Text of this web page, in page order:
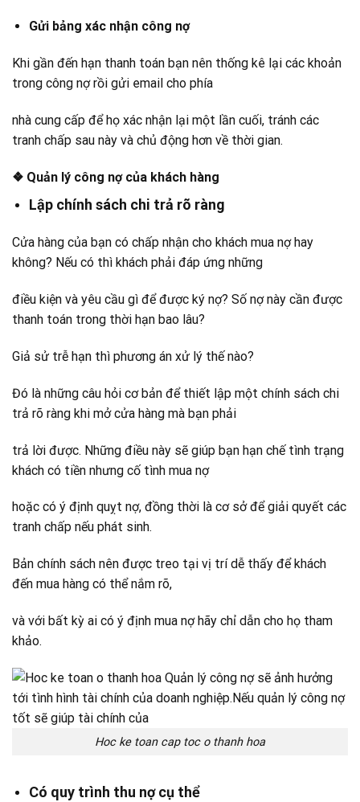
Gửi bảng xác nhận công nợ
Khi gần đến hạn thanh toán bạn nên thống kê lại các khoản
trong công nợ rồi gửi email cho phía
nhà cung cấp để họ xác nhận lại một lần cuối, tránh các
tranh chấp sau này và chủ động hơn về thời gian.
❖ Quản lý công nợ của khách hàng
Lập chính sách chi trả rõ ràng
Cửa hàng của bạn có chấp nhận cho khách mua nợ hay
không? Nếu có thì khách phải đáp ứng những
điều kiện và yêu cầu gì để được ký nợ? Số nợ này cần được
thanh toán trong thời hạn bao lâu?
Giả sử trễ hạn thì phương án xử lý thế nào?
Đó là những câu hỏi cơ bản để thiết lập một chính sách chi
trả rõ ràng khi mở cửa hàng mà bạn phải
trả lời được. Những điều này sẽ giúp bạn hạn chế tình trạng
khách có tiền nhưng cố tình mua nợ
hoặc có ý định quỵt nợ, đồng thời là cơ sở để giải quyết các
tranh chấp nếu phát sinh.
Bản chính sách nên được treo tại vị trí dễ thấy để khách
đến mua hàng có thể nắm rõ,
và với bất kỳ ai có ý định mua nợ hãy chỉ dẫn cho họ tham
khảo.
Hoc ke toan cap toc o thanh hoa
Có quy trình thu nợ cụ thể